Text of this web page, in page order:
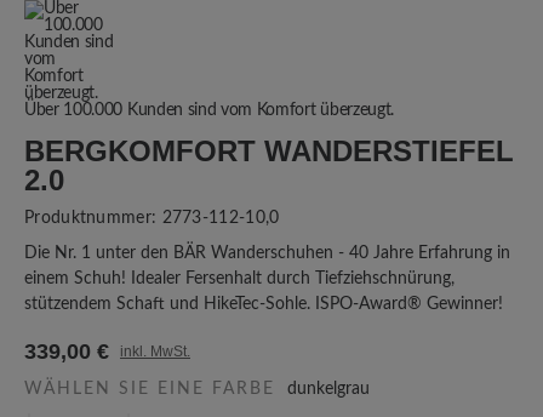
Über 100.000 Kunden sind vom Komfort überzeugt.
BERGKOMFORT WANDERSTIEFEL
2.0
Produktnummer: 2773-112-10,0
Die Nr. 1 unter den BÄR Wanderschuhen - 40 Jahre Erfahrung in
einem Schuh! Idealer Fersenhalt durch Tiefziehschnürung,
stützendem Schaft und HikeTec-Sohle. ISPO-Award® Gewinner!
339,00 € inkl. MwSt.
WÄHLEN SIE EINE FARBE dunkelgrau